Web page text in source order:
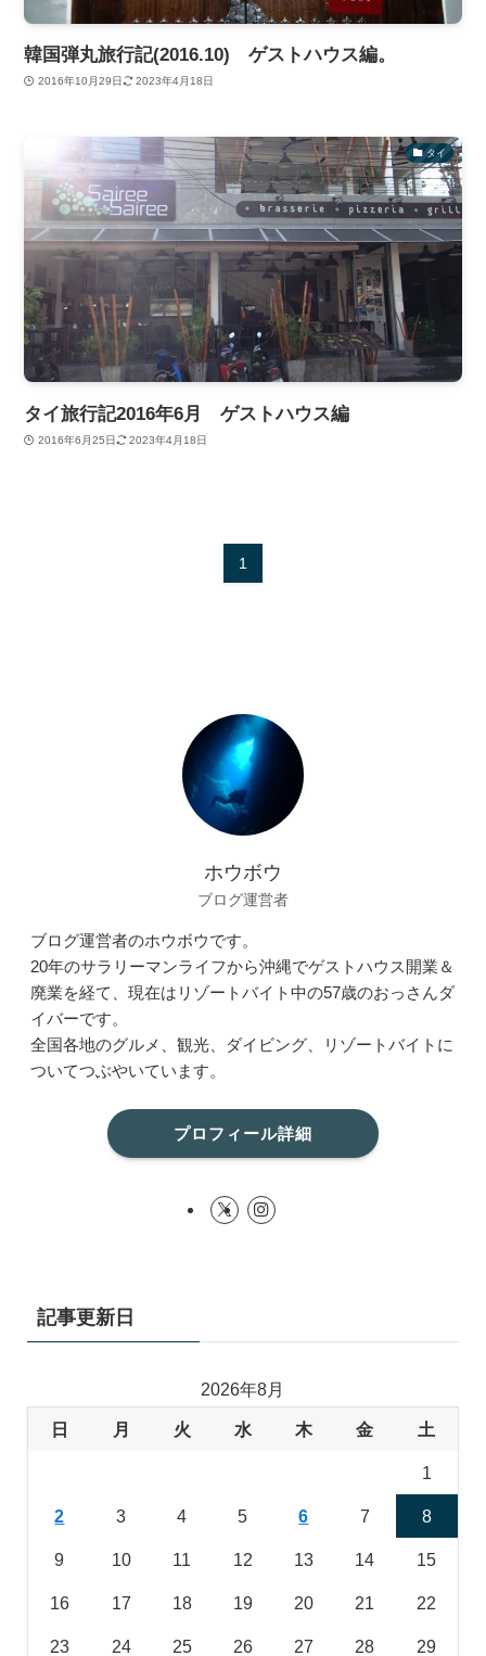
韓国弾丸旅行記(2016.10) ゲストハウス編。
2016年10月29日 2023年4月18日
タイ
タイ旅行記2016年6月 ゲストハウス編
2016年6月25日 2023年4月18日
1
ホウボウ
ブログ運営者
ブログ運営者のホウボウです。
20年のサラリーマンライフから沖縄でゲストハウス開業＆
廃業を経て、現在はリゾートバイト中の57歳のおっさんダ
イバーです。
全国各地のグルメ、観光、ダイビング、リゾートバイトに
ついてつぶやいています。
プロフィール詳細
記事更新日
2026年8月
日 月 火 水 木 金 土
1
2 3 4 5 6 7 8
9 10 11 12 13 14 15
16 17 18 19 20 21 22
23 24 25 26 27 28 29